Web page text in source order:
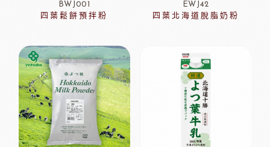
BWJ001
四葉鬆餅預拌粉
EWJ42
四葉北海道脫脂奶粉